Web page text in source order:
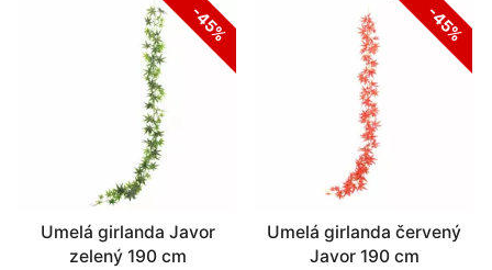
-45%
Umelá girlanda Javor
zelený 190 cm
-45%
Umelá girlanda červený
Javor 190 cm